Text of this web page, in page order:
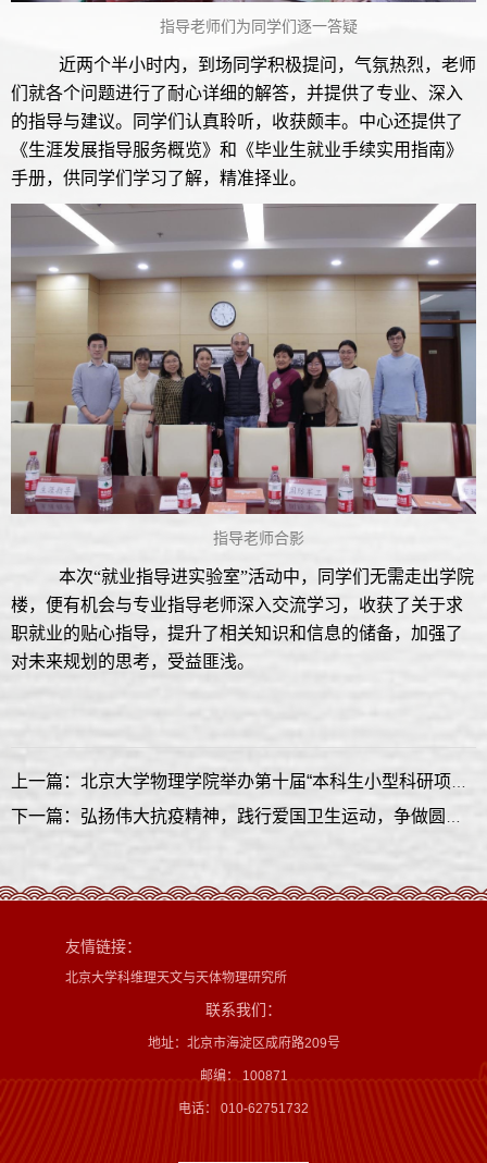
指导老师们为同学们逐一答疑
近两个半小时内，到场同学积极提问，气氛热烈，老师
们就各个问题进行了耐心详细的解答，并提供了专业、深入
的指导与建议。同学们认真聆听，收获颇丰。中心还提供了
《生涯发展指导服务概览》和《毕业生就业手续实用指南》
手册，供同学们学习了解，精准择业。
指导老师合影
本次“就业指导进实验室”活动中，同学们无需走出学院
楼，便有机会与专业指导老师深入交流学习，收获了关于求
职就业的贴心指导，提升了相关知识和信息的储备，加强了
对未来规划的思考，受益匪浅。
上一篇：北京大学物理学院举办第十届“本科生小型科研项目训练与成果展示”
下一篇：弘扬伟大抗疫精神，践行爱国卫生运动，争做圆梦新一代——记物理学院19级本科1班团日活动
友情链接：
北京大学科维理天文与天体物理研究所
联系我们：
地址：北京市海淀区成府路209号
邮编： 100871
电话： 010-62751732